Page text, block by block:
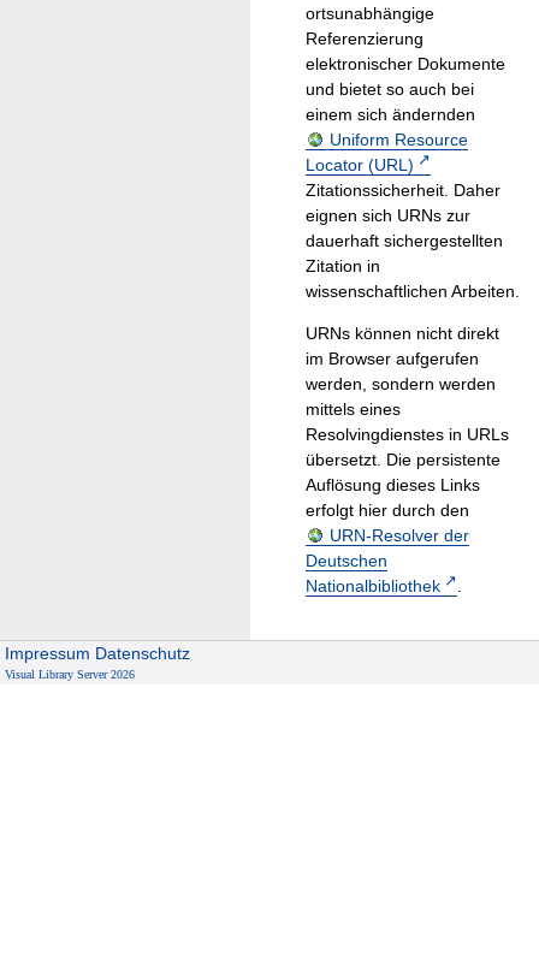
ortsunabhängige
Referenzierung
elektronischer Dokumente
und bietet so auch bei
einem sich ändernden
Uniform Resource
Locator (URL)
Zitationssicherheit. Daher
eignen sich URNs zur
dauerhaft sichergestellten
Zitation in
wissenschaftlichen Arbeiten.
URNs können nicht direkt
im Browser aufgerufen
werden, sondern werden
mittels eines
Resolvingdienstes in URLs
übersetzt. Die persistente
Auflösung dieses Links
erfolgt hier durch den
URN-Resolver der
Deutschen
Nationalbibliothek
.
Impressum Datenschutz
Visual Library Server 2026